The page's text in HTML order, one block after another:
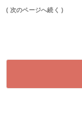
( 次のページへ続く )